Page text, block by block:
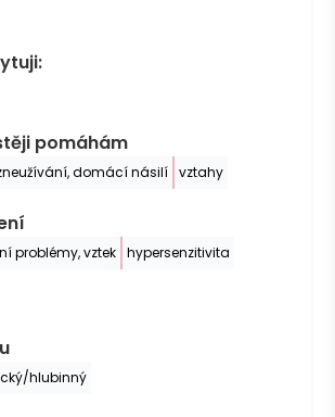
pomáhám
domácí násilí vztahy
problémy, vztek hypersenzitivita
hlubinný